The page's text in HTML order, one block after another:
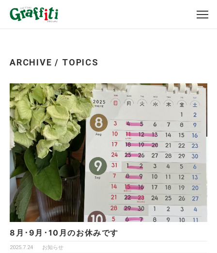
ARCHIVE / TOPICS
8月･9月･10月のお休みです
2025.7.24 お知らせ